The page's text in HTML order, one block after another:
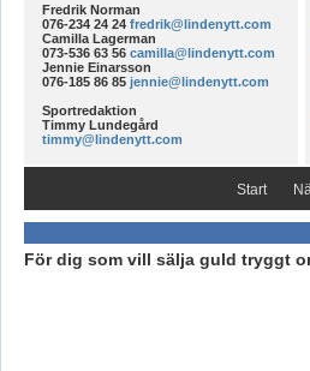
Fredrik Norman
076-234 24 24 fredrik@lindenytt.com
Camilla Lagerman
073-536 63 56 camilla@lindenytt.com
Jennie Einarsson
076-185 86 85 jennie@lindenytt.com
Sportredaktion
Timmy Lundegård
timmy@lindenytt.com
Start
För dig som vill sälja guld tryggt